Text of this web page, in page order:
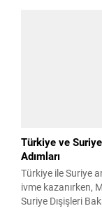
Türkiye ve
Adımları
Türkiye ile Suriye
ivme kazanırken,
Suriye Dışişleri